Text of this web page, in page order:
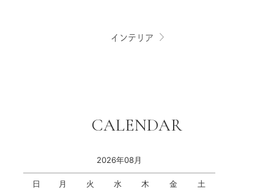
インテリア
CALENDAR